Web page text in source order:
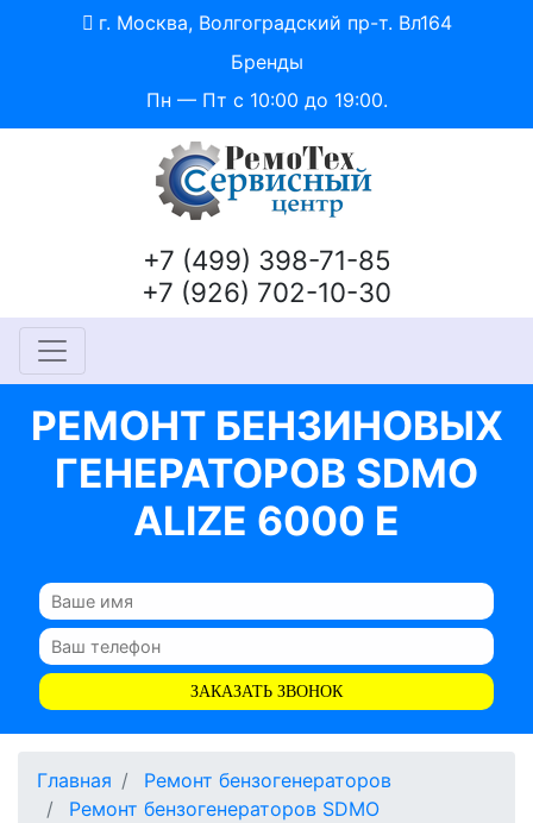
г. Москва, Волгоградский пр-т. Вл164
Бренды
Пн — Пт с 10:00 до 19:00.
+7 (499) 398-71-85
+7 (926) 702-10-30
РЕМОНТ БЕНЗИНОВЫХ
ГЕНЕРАТОРОВ SDMO
ALIZE 6000 E
ЗАКАЗАТЬ ЗВОНОК
Главная
Ремонт бензогенераторов
Ремонт бензогенераторов SDMO